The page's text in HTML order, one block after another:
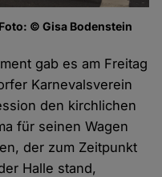
© Gisa Bodenstein
gab es am Freitag
Karnevalsverein
den kirchlichen
für seinen Wagen
der zum Zeitpunkt
Halle stand,